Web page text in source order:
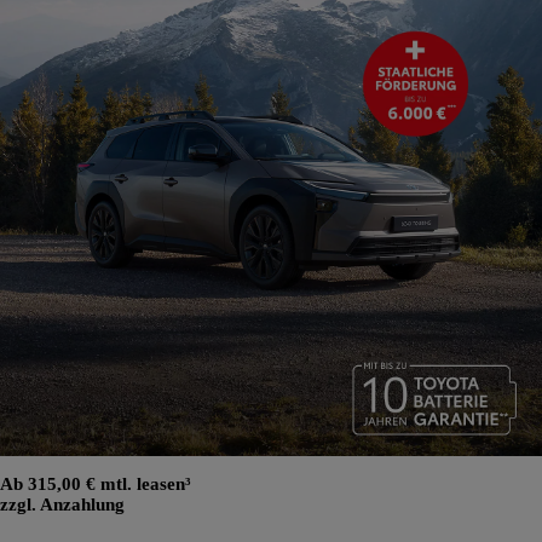
Ab 315,00 € mtl. leasen³
zzgl. Anzahlung